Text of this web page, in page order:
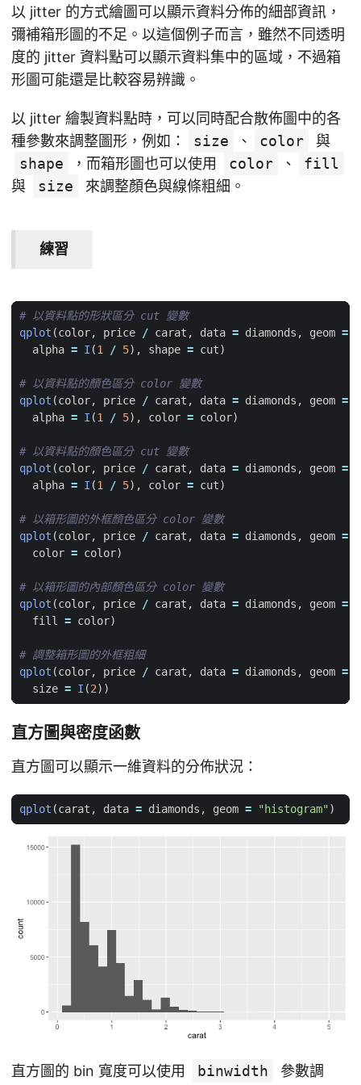
以 jitter 的方式繪圖可以顯示資料分佈的細部資訊，
彌補箱形圖的不足。以這個例子而言，雖然不同透明
度的 jitter 資料點可以顯示資料集中的區域，不過箱
形圖可能還是比較容易辨識。
以 jitter 繪製資料點時，可以同時配合散佈圖中的各
種參數來調整圖形，例如：
size 、 color
與
shape
，而箱形圖也可以使用 color 、
fill
與
size 來調整顏色與線條粗細。
練習
# 以資料點的形狀區分 cut 變數
qplot (color, price / carat , data = diamonds , geom =
alpha = I (1 / 5), shape = cut)
# 以資料點的顏色區分 color 變數
qplot (color, price / carat , data = diamonds , geom =
alpha = I (1 / 5), color = color)
# 以資料點的顏色區分 cut 變數
qplot (color, price / carat , data = diamonds , geom =
alpha = I (1 / 5), color = cut)
# 以箱形圖的外框顏色區分 color 變數
qplot (color, price / carat , data = diamonds , geom =
color = color)
# 以箱形圖的內部顏色區分 color 變數
qplot (color, price / carat , data = diamonds , geom =
fill
= color)
# 調整箱形圖的外框粗細
qplot (color, price / carat , data = diamonds , geom =
size = I (2))
直方圖與密度函數
直方圖可以顯示一維資料的分佈狀況：
qplot (carat , data = diamonds , geom = "histogram")
直方圖的 bin 寬度可以使用 binwidth 參數調